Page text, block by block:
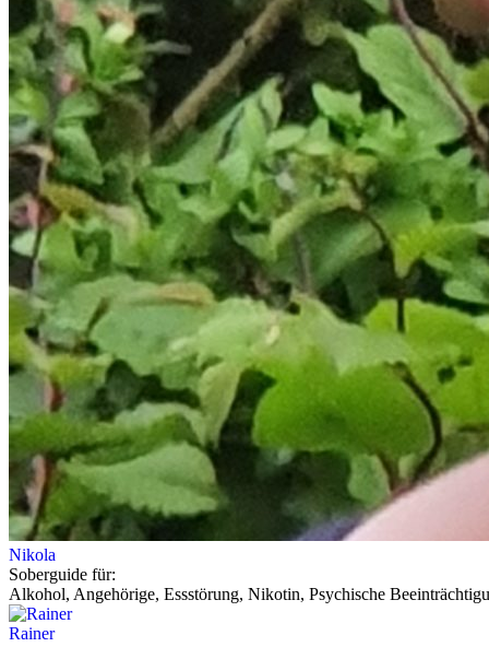
Nikola
Soberguide für:
Alkohol, Angehörige, Essstörung, Nikotin, Psychische
Rainer